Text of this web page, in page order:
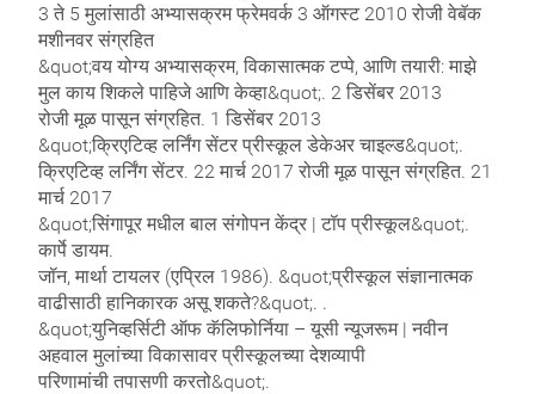
3 ते 5 मुलांसाठी अभ्यासक्रम फ्रेमवर्क 3 ऑगस्ट 2010 रोजी वेबॅक
मशीनवर संग्रहित
&quot;वय योग्य अभ्यासक्रम, विकासात्मक टप्पे, आणि तयारी: माझे
मुल काय शिकले पाहिजे आणि केव्हा&quot;. 2 डिसेंबर 2013
रोजी मूळ पासून संग्रहित. 1 डिसेंबर 2013
&quot;क्रिएटिव्ह लर्निंग सेंटर प्रीस्कूल डेकेअर चाइल्ड&quot;.
क्रिएटिव्ह लर्निंग सेंटर. 22 मार्च 2017 रोजी मूळ पासून संग्रहित. 21
मार्च 2017
&quot;सिंगापूर मधील बाल संगोपन केंद्र | टॉप प्रीस्कूल&quot;.
कार्पे डायम.
जॉन, मार्था टायलर (एप्रिल 1986). &quot;प्रीस्कूल संज्ञानात्मक
वाढीसाठी हानिकारक असू शकते?&quot;. .
&quot;युनिव्हर्सिटी ऑफ कॅलिफोर्निया – यूसी न्यूजरूम | नवीन
अहवाल मुलांच्या विकासावर प्रीस्कूलच्या देशव्यापी
परिणामांची तपासणी करतो&quot;.